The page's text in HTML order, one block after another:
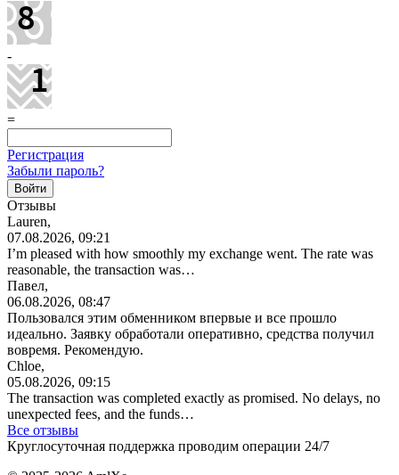
-
=
Регистрация
Забыли пароль?
Отзывы
Lauren,
07.08.2026, 09:21
I’m pleased with how smoothly my exchange went. The rate was
reasonable, the transaction was…
Павел,
06.08.2026, 08:47
Пользовался этим обменником впервые и все прошло
идеально. Заявку обработали оперативно, средства получил
вовремя. Рекомендую.
Chloe,
05.08.2026, 09:15
The transaction was completed exactly as promised. No delays, no
unexpected fees, and the funds…
Все отзывы
Круглосуточная поддержка проводим операции 24/7